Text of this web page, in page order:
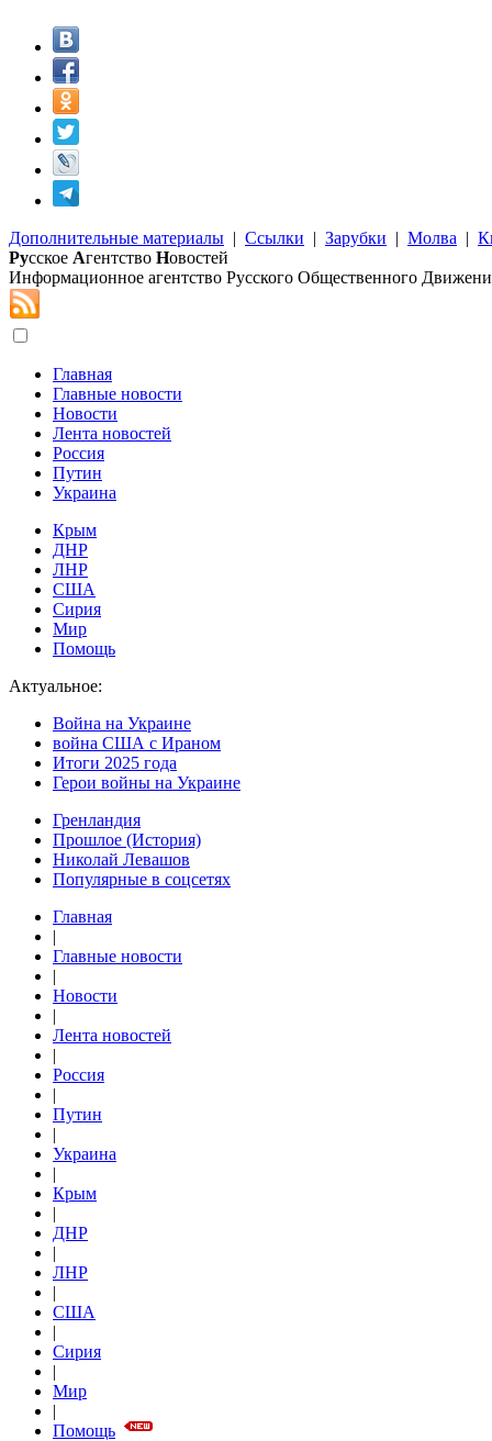
Дополнительные материалы | Ссылки | Зарубки | Молва |
Русское Агентство Новостей
Информационное агентство Русского Общественного
Главная
Главные новости
Новости
Лента новостей
Россия
Путин
Украина
Крым
ДНР
ЛНР
США
Сирия
Мир
Помощь
Актуальное:
Война на Украине
война США с Ираном
Итоги 2025 года
Герои войны на Украине
Гренландия
Прошлое (История)
Николай Левашов
Популярные в соцсетях
Главная
|
Главные новости
|
Новости
|
Лента новостей
|
Россия
|
Путин
|
Украина
|
Крым
|
ДНР
|
ЛНР
|
США
|
Сирия
|
Мир
|
Помощь